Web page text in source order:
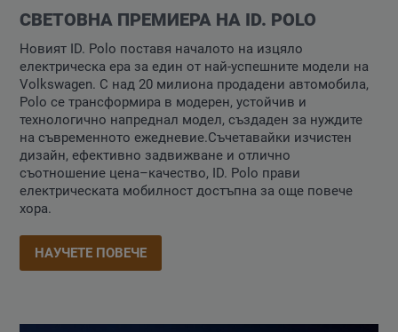
СВЕТОВНА ПРЕМИЕРА НА ID. POLO
Новият ID. Polo поставя началото на изцяло
електрическа ера за един от най-успешните модели на
Volkswagen. С над 20 милиона продадени автомобила,
Polo се трансформира в модерен, устойчив и
технологично напреднал модел, създаден за нуждите
на съвременното ежедневие.Съчетавайки изчистен
дизайн, ефективно задвижване и отлично
съотношение цена–качество, ID. Polo прави
електрическата мобилност достъпна за още повече
хора.
НАУЧЕТЕ ПОВЕЧЕ